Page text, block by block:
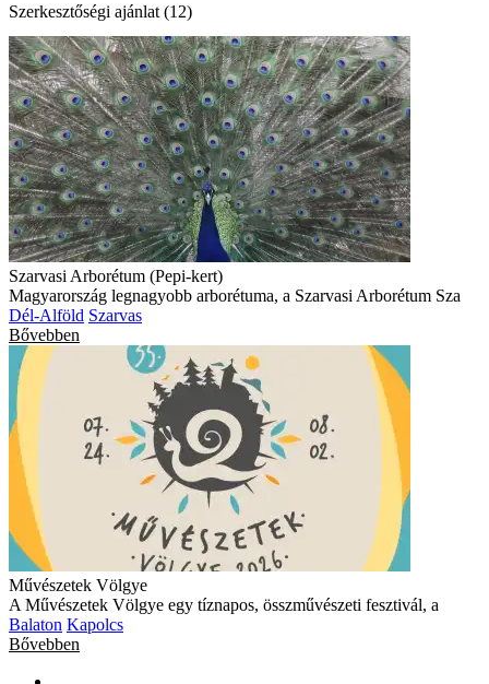
Szerkesztőségi ajánlat (12)
Szarvasi Arborétum (Pepi-kert)
Magyarország legnagyobb arborétuma, a Szarvasi Arborétum Sza
Dél-Alföld Szarvas
Bővebben
Művészetek Völgye
A Művészetek Völgye egy tíznapos, összművészeti fesztivál, a
Balaton Kapolcs
Bővebben